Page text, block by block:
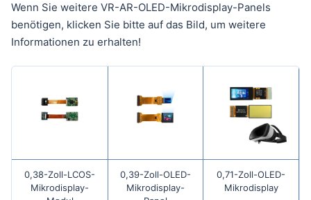
Wenn Sie weitere VR-AR-OLED-Mikrodisplay-Panels
benötigen, klicken Sie bitte auf das Bild, um weitere
Informationen zu erhalten!
0,38-Zoll-LCOS-
Mikrodisplay-
0,39-Zoll-OLED-
Mikrodisplay-
0,71-Zoll-OLED-
Mikrodisplay